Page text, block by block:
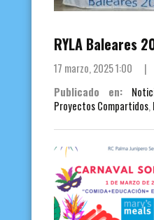
RYLA Baleares
17 marzo, 2025 1:00 |
Publicado en:
Proyectos Compartidos,